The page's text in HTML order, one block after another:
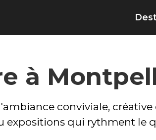
à
conviviale,
expositions qui rythment le